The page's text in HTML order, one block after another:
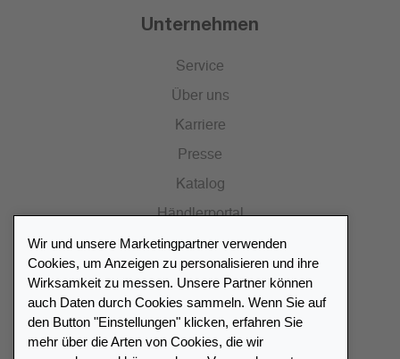
Unternehmen
Service
Über uns
Karriere
Presse
Katalog
Händlerportal
Händlerverzeichnis
Meinen Leuchtturm Händler finden
Wir und unsere Marketingpartner verwenden
Cookies, um Anzeigen zu personalisieren und ihre
Wirksamkeit zu messen. Unsere Partner können
auch Daten durch Cookies sammeln. Wenn Sie auf
den Button "Einstellungen" klicken, erfahren Sie
mehr über die Arten von Cookies, die wir